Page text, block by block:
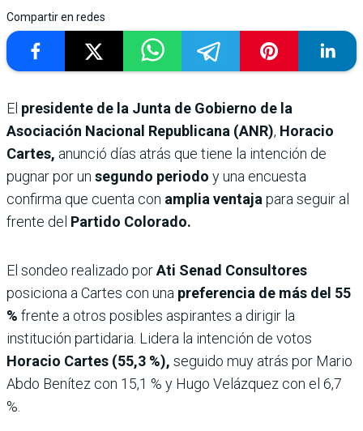
Compartir en redes
El presidente de la Junta de Gobierno de la
Asociación Nacional Republicana (ANR), Horacio
Cartes, anunció días atrás que tiene la intención de
pugnar por un segundo periodo y una encuesta
confirma que cuenta con amplia ventajapara seguir al
frente del Partido Colorado.
El sondeo realizado porAti Senad Consultores
posiciona a Cartes con una preferencia de más del 55
% frente a otros posibles aspirantes a dirigir la
institución partidaria. Lidera la intención de votos
Horacio Cartes (55,3 %), seguido muy atrás por Mario
Abdo Benítez con 15,1 % y Hugo Velázquez con el 6,7
%.